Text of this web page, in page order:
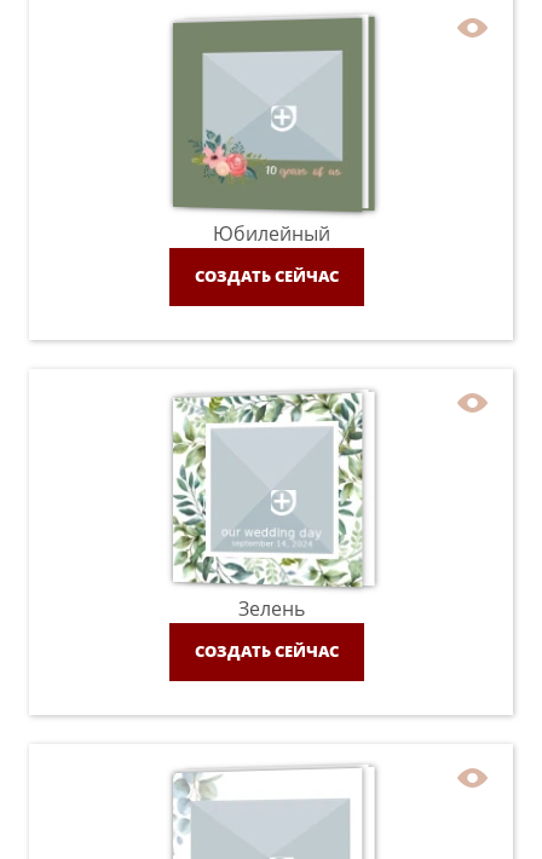
Юбилейный
СОЗДАТЬ СЕЙЧАС
Зелень
СОЗДАТЬ СЕЙЧАС